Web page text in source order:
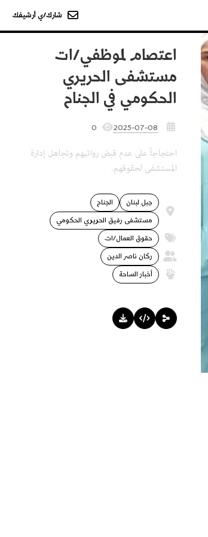
شارك/ي أرشيفك
اعتصام لموظفي/ات
مستشفى الحريري
الحكومي في الجناح
2025-07-08
0
احتجاجاً على عدم قبض رواتبهم وتجاهل إدارة
المستشفى لحقوقهم.
الجناح
جبل لبنان
مستشفى رفيق الحريري الحكومي
حقوق العمال/ات
ركان ناصر الدين
أخبار الساحة